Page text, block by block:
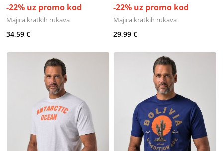
-22% uz promo kod
Majica kratkih rukava
34,59 €
-22% uz promo kod
Majica kratkih rukava
29,99 €